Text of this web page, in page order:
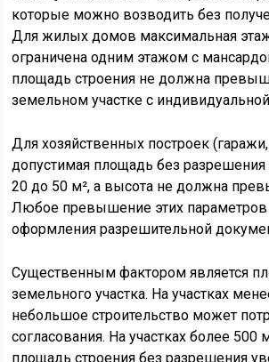
которые можно возводить без
Для жилых домов максимальная
ограничена одним этажом с
площадь строения не должна
земельном участке с
Для хозяйственных построек
допустимая площадь без разрешения
20 до 50 м², а высота не должна
Любое превышение этих параметров
оформления разрешительной
Существенным фактором является
земельного участка. На участках
небольшое строительство может
согласования. На участках более 500
площадь строения без разрешения